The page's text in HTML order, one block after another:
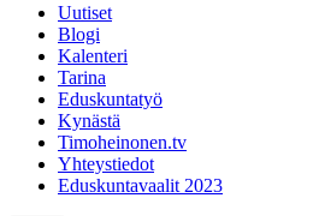
Uutiset
Blogi
Kalenteri
Tarina
Eduskuntatyö
Kynästä
Timoheinonen.tv
Yhteystiedot
Eduskuntavaalit 2023